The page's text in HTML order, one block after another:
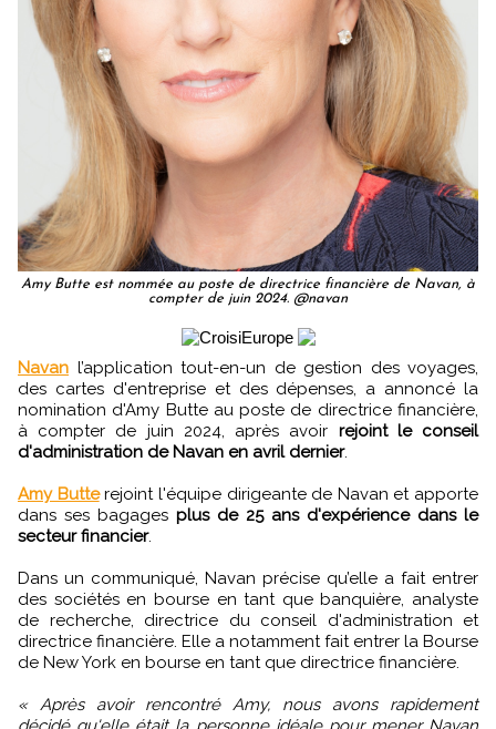
Amy Butte est nommée au poste de directrice financière de Navan, à
compter de juin 2024. @navan
Navan l’application tout-en-un de gestion des voyages,
des cartes d'entreprise et des dépenses, a annoncé la
nomination d'Amy Butte au poste de directrice financière,
à compter de juin 2024, après avoir rejoint le conseil
d'administration de Navan en avril dernier.
Amy Butterejoint l'équipe dirigeante de Navan et apporte
dans ses bagages plus de 25 ans d'expérience dans le
secteur financier.
Dans un communiqué, Navan précise qu’elle a fait entrer
des sociétés en bourse en tant que banquière, analyste
de recherche, directrice du conseil d'administration et
directrice financière. Elle a notamment fait entrer la Bourse
de New York en bourse en tant que directrice financière.
« Après avoir rencontré Amy, nous avons rapidement